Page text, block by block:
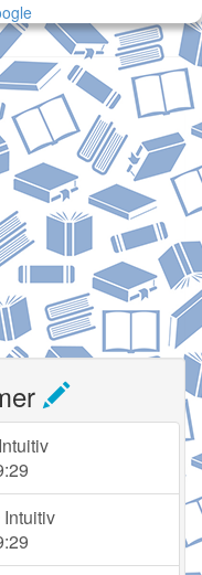
Intuitiv